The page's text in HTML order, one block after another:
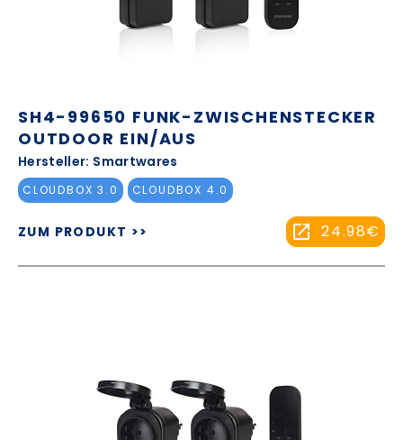
SH4-99650 FUNK-ZWISCHENSTECKER
OUTDOOR EIN/AUS
Hersteller: Smartwares
CLOUDBOX 3.0 CLOUDBOX 4.0
ZUM PRODUKT >> 24.98€